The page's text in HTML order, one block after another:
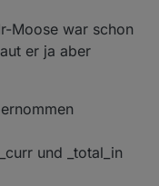
Moose war schon
er ja aber
und _total_in